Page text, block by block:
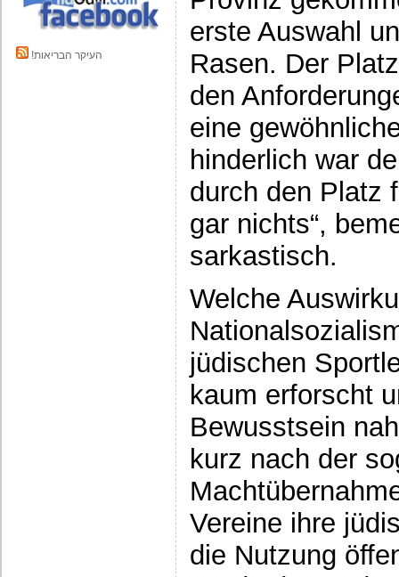
!העיקר הבריאות
erste Auswahl
Rasen. Der
den
eine
hinderlich war
durch den Platz
gar nichts“,
sarkastisch.
Welche
jüdischen
kaum erforscht
Bewusstsein
kurz nach der
Vereine ihre
die Nutzung